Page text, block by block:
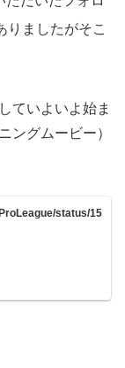
りましたがそこ
ていよいよ始ま
ングムービー）
status/15